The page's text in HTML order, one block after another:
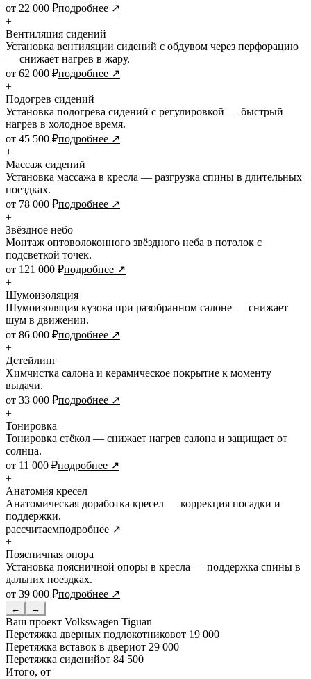
от 22 000 ₽подробнее ↗
+
Вентиляция сидений
Установка вентиляции сидений с обдувом через перфорацию
— снижает нагрев в жару.
от 62 000 ₽подробнее ↗
+
Подогрев сидений
Установка подогрева сидений с регулировкой — быстрый
нагрев в холодное время.
от 45 500 ₽подробнее ↗
+
Массаж сидений
Установка массажа в кресла — разгрузка спины в длительных
поездках.
от 78 000 ₽подробнее ↗
+
Звёздное небо
Монтаж оптоволоконного звёздного неба в потолок с
подсветкой точек.
от 121 000 ₽подробнее ↗
+
Шумоизоляция
Шумоизоляция кузова при разобранном салоне — снижает
шум в движении.
от 86 000 ₽подробнее ↗
+
Детейлинг
Химчистка салона и керамическое покрытие к моменту
выдачи.
от 33 000 ₽подробнее ↗
+
Тонировка
Тонировка стёкол — снижает нагрев салона и защищает от
солнца.
от 11 000 ₽подробнее ↗
+
Анатомия кресел
Анатомическая доработка кресел — коррекция посадки и
поддержки.
рассчитаемподробнее ↗
+
Поясничная опора
Установка поясничной опоры в кресла — поддержка спины в
дальних поездках.
от 39 000 ₽подробнее ↗
← →
Ваш проект Volkswagen Tiguan
Перетяжка дверных подлокотниковот 19 000
Перетяжка вставок в двериот 29 000
Перетяжка сиденийот 84 500
Итого, от